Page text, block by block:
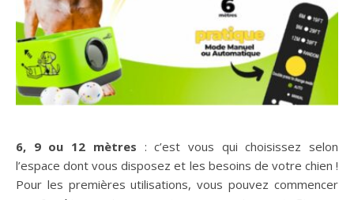
6, 9 ou 12 mètres : c’est vous qui choisissez selon
l’espace dont vous disposez et les besoins de votre chien !
Pour les premières utilisations, vous pouvez commencer